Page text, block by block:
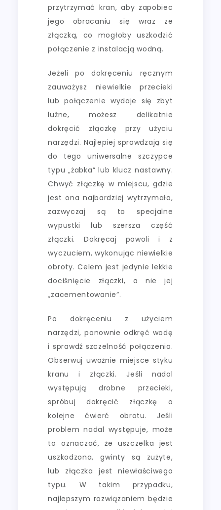
przytrzymać kran, aby zapobiec
jego obracaniu się wraz ze
złączką, co mogłoby uszkodzić
połączenie z instalacją wodną.
Jeżeli po dokręceniu ręcznym
zauważysz niewielkie przecieki
lub połączenie wydaje się zbyt
luźne, możesz delikatnie
dokręcić złączkę przy użyciu
narzędzi. Najlepiej sprawdzają się
do tego uniwersalne szczypce
typu „żabka” lub klucz nastawny.
Chwyć złączkę w miejscu, gdzie
jest ona najbardziej wytrzymała,
zazwyczaj są to specjalne
wypustki lub szersza część
złączki. Dokręcaj powoli i z
wyczuciem, wykonując niewielkie
obroty. Celem jest jedynie lekkie
dociśnięcie złączki, a nie jej
„zacementowanie”.
Po dokręceniu z użyciem
narzędzi, ponownie odkręć wodę
i sprawdź szczelność połączenia.
Obserwuj uważnie miejsce styku
kranu i złączki. Jeśli nadal
występują drobne przecieki,
spróbuj dokręcić złączkę o
kolejne ćwierć obrotu. Jeśli
problem nadal występuje, może
to oznaczać, że uszczelka jest
uszkodzona, gwinty są zużyte,
lub złączka jest niewłaściwego
typu. W takim przypadku,
najlepszym rozwiązaniem będzie